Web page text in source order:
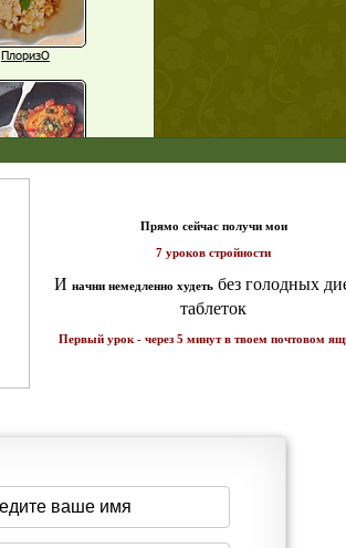
ПлоризО